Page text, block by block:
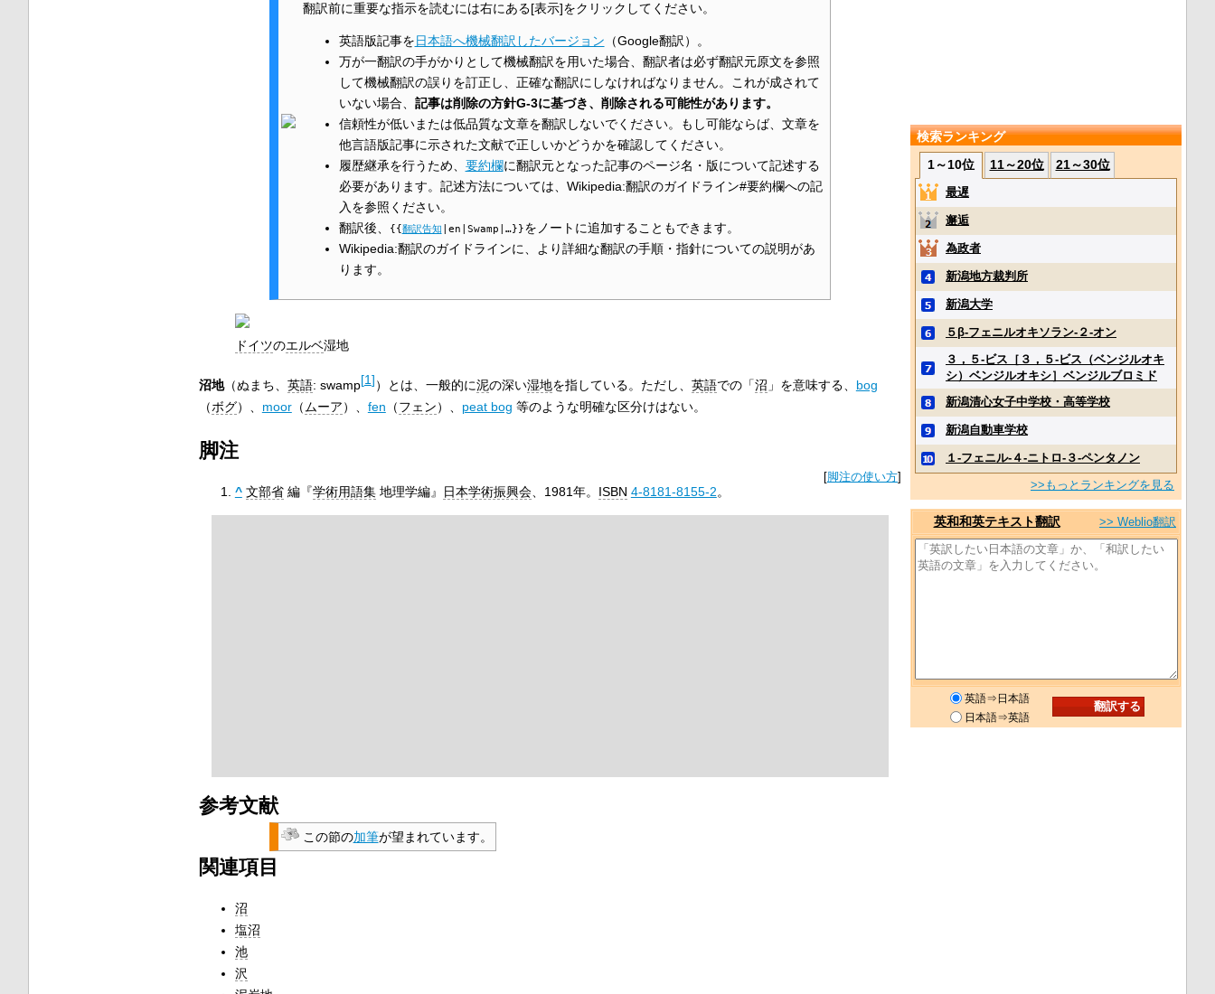
翻訳前に重要な指示を読むには右にある[表示]をクリックしてください。
英語版記事を 日本語へ機械翻訳したバージョン （Google翻訳）。
万が一翻訳の手がかりとして機械翻訳を用いた場合、翻訳者は必ず翻訳元原文を参照
して機械翻訳の誤りを訂正し、正確な翻訳にしなければなりません。これが成されて
いない場合、 記事は削除の方針G-3に基づき、削除される可能性があります。
信頼性が低いまたは低品質な文章を翻訳しないでください。もし可能ならば、文章を
他言語版記事に示された文献で正しいかどうかを確認してください。
履歴継承を行うため、 要約欄に翻訳元となった記事のページ名・版について記述する
必要があります。記述方法については、Wikipedia:翻訳のガイドライン#要約欄への記
入を参照ください。
翻訳後、
{{ 翻訳告知 |en|Swamp|…}}をノートに追加することもできます。
Wikipedia:翻訳のガイドラインに、より詳細な翻訳の手順・指針についての説明があ
ります。
ドイツのエルベ湿地
沼地（ぬまち、 英語: swamp[1]）とは、一般的に泥の深い湿地を指している。ただし、 英語での「沼 」を意味する、 bog
（ボグ）、 moor（ ムーア）、 fen （フェン）、 peat bog 等のような明確な区分けはない。
脚注
[脚注の使い方]
^ 文部省編『学術用語集地理学編』 日本学術振興会、1981年。 ISBN 4-8181-8155-2。
参考文献
この節の加筆が望まれています。
関連項目
沼
塩沼
池
沢
検索ランキング
1～10位
11～20位 21～30位
最遅
邂逅
為政者
新潟地方裁判所
新潟大学
５β‐フェニルオキソラン‐２‐オン
３，５‐ビス［３，５‐ビス（ベンジルオキ
シ）ベンジルオキシ］ベンジルブロミド
新潟清心女子中学校・高等学校
新潟自動車学校
１‐フェニル‐４‐ニトロ‐３‐ペンタノン
>>もっとランキングを見る
英和和英テキスト翻訳 >> Weblio翻訳
英語⇒日本語
日本語⇒英語